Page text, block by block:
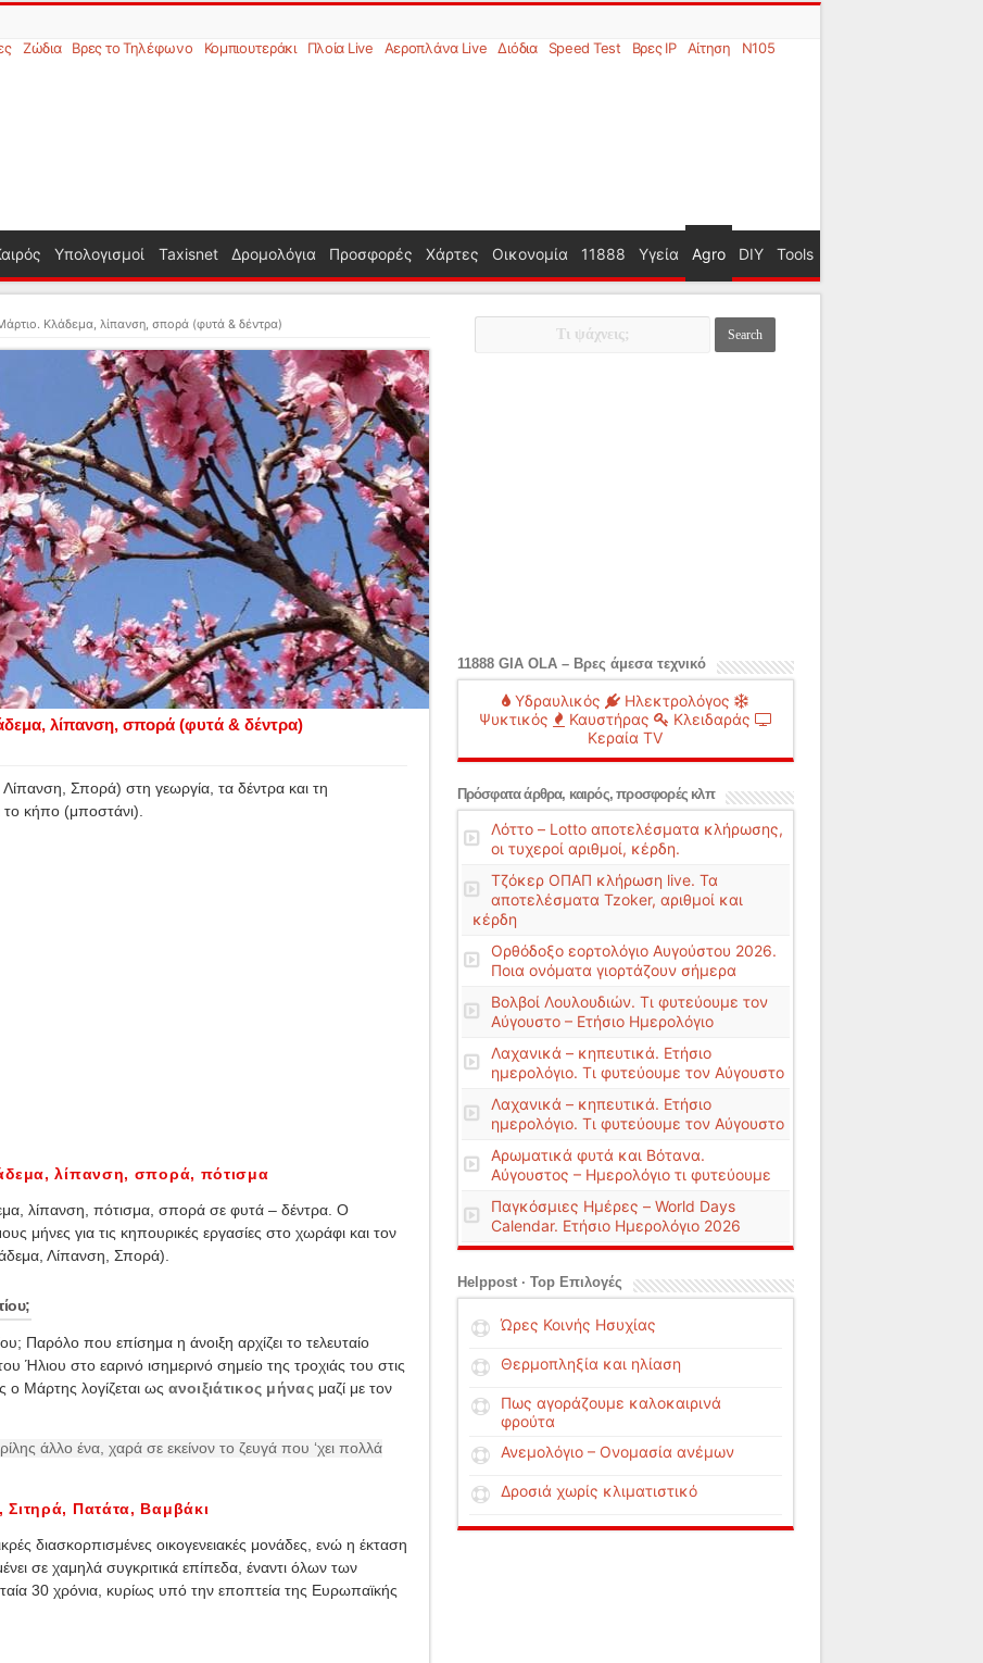
Ζώδια Βρες το Τηλέφωνο Κομπιουτεράκι Πλοία Live Αεροπλάνα Live Διόδια Speed Test Βρες IP Αίτηση N105
Υπολογισμοί Taxisnet Δρομολόγια Προσφορές Χάρτες Οικονομία 11888 Υγεία Agro DIY Tools
Κλάδεμα, λίπανση, σπορά (φυτά & δέντρα)
λίπανση, σπορά (φυτά & δέντρα)
Σπορά) στη γεωργία, τα δέντρα και τη
το κήπο (μποστάνι).
λίπανση, σπορά, πότισμα
λίπανση, πότισμα, σπορά σε φυτά – δέντρα. Ο
μήνες για τις κηπουρικές εργασίες στο χωράφι και τον
Λίπανση, Σπορά).
Παρόλο που επίσημα η άνοιξη αρχίζει το τελευταίο
Ήλιου στο εαρινό ισημερινό σημείο της τροχιάς του στις
ο Μάρτης λογίζεται ως ανοιξιάτικος μήναςμαζί με τον
άλλο ένα, χαρά σε εκείνον το ζευγά που ‘χει πολλά
Πατάτα, Βαμβάκι
διασκορπισμένες οικογενειακές μονάδες, ενώ η έκταση
σε χαμηλά συγκριτικά επίπεδα, έναντι όλων των
30 χρόνια, κυρίως υπό την εποπτεία της Ευρωπαϊκής
11888 GIA OLA – Βρες άμεσα τεχνικό
Υδραυλικός
Ηλεκτρολόγος
Ψυκτικός
Καυστήρας
Κλειδαράς
Κεραία TV
Πρόσφατα άρθρα, καιρός, προσφορές κλπ
Λόττο – Lotto αποτελέσματα κλήρωσης,
οι τυχεροί αριθμοί, κέρδη.
Τζόκερ ΟΠΑΠ κλήρωση live. Τα
αποτελέσματα Tzoker, αριθμοί και
κέρδη
Ορθόδοξο εορτολόγιο Αυγούστου 2026.
Ποια ονόματα γιορτάζουν σήμερα
Βολβοί Λουλουδιών. Τι φυτεύουμε τον
Αύγουστο – Ετήσιο Ημερολόγιο
Λαχανικά – κηπευτικά. Ετήσιο
ημερολόγιο. Τι φυτεύουμε τον Αύγουστο
Λαχανικά – κηπευτικά. Ετήσιο
ημερολόγιο. Τι φυτεύουμε τον Αύγουστο
Αρωματικά φυτά και Βότανα.
Αύγουστος – Ημερολόγιο τι φυτεύουμε
Παγκόσμιες Ημέρες – World Days
Calendar. Ετήσιο Ημερολόγιο 2026
Helppost · Top Επιλογές
Ώρες Κοινής Ησυχίας
Θερμοπληξία και ηλίαση
Πως αγοράζουμε καλοκαιρινά
φρούτα
Ανεμολόγιο – Ονομασία ανέμων
Δροσιά χωρίς κλιματιστικό